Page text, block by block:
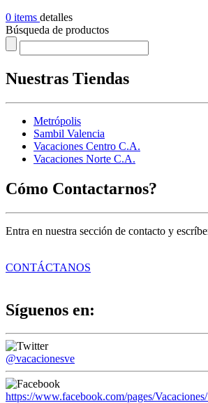
0 items detalles
Búsqueda de productos
Nuestras Tiendas
Metrópolis
Sambil Valencia
Vacaciones Centro C.A.
Vacaciones Norte C.A.
Cómo Contactarnos?
Entra en nuestra sección de contacto y
CONTÁCTANOS
Síguenos en:
@vacacionesve
https://www.facebook.com/pages/